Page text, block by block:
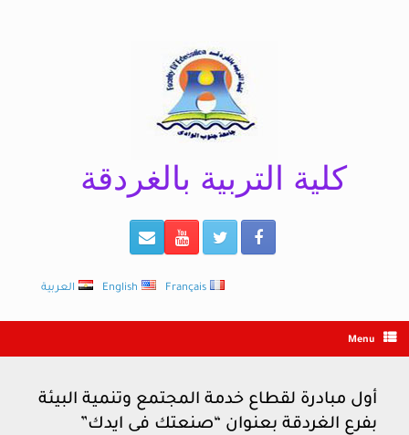
كلية التربية بالغردقة
العربية English Français
Menu
أول مبادرة لقطاع خدمة المجتمع وتنمية البيئة
بفرع الغردقة بعنوان “صنعتك فى ايدك”